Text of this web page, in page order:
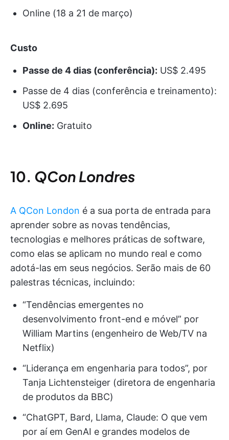
Online (18 a 21 de março)
Custo
Passe de 4 dias (conferência): US$ 2.495
Passe de 4 dias (conferência e treinamento):
US$ 2.695
Online: Gratuito
10. QCon Londres
A QCon London é a sua porta de entrada para
aprender sobre as novas tendências,
tecnologias e melhores práticas de software,
como elas se aplicam no mundo real e como
adotá-las em seus negócios. Serão mais de 60
palestras técnicas, incluindo:
“Tendências emergentes no
desenvolvimento front-end e móvel” por
William Martins (engenheiro de Web/TV na
Netflix)
“Liderança em engenharia para todos”, por
Tanja Lichtensteiger (diretora de engenharia
de produtos da BBC)
“ChatGPT, Bard, Llama, Claude: O que vem
por aí em GenAI e grandes modelos de